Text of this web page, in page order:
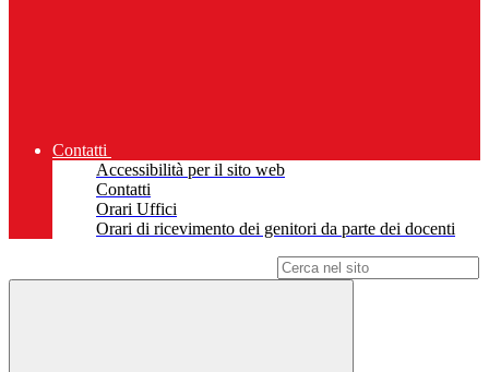
Contatti
Accessibilità per il sito web
Contatti
Orari Uffici
Orari di ricevimento dei genitori da parte dei docenti